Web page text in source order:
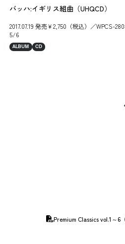
バッハ:イギリス組曲（UHQCD）
2017.07.19 発売￥2,750（税込）／WPCS-
5/6
ALBUM CD
Premium Classics vol.1～6